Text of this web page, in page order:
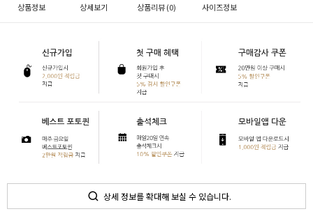
상품정보 상세보기 상품리뷰 (0) 사이즈정보
상세 정보를 확대해 보실 수 있습니다.